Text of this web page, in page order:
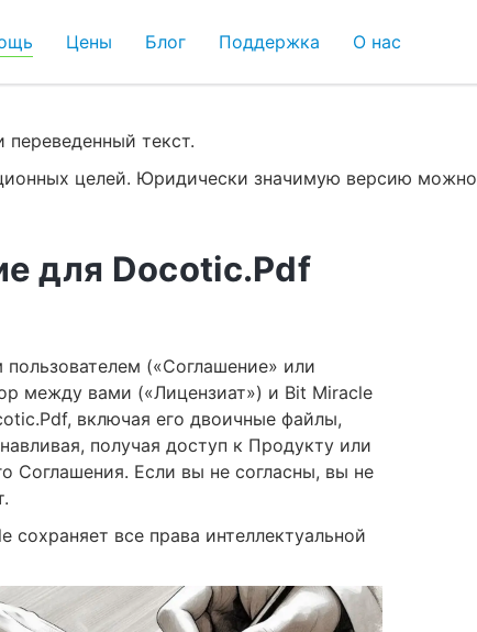
Цены Блог Поддержка О нас
текст.
целей. Юридически значимую версию можно
для Docotic.Pdf
(«Соглашение» или
между вами («Лицензиат») и Bit Miracle
включая его двоичные файлы,
получая доступ к Продукту или
Соглашения. Если вы не согласны, вы не
сохраняет все права интеллектуальной